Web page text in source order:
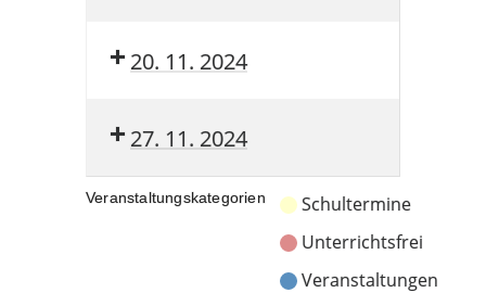
20. 11. 2024
27. 11. 2024
Veranstaltungskategorien
Schultermine
Unterrichtsfrei
Veranstaltungen